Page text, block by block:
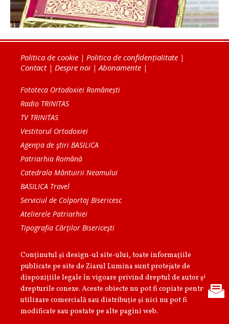
Politica de cookie | Politica de confidențialitate |
Contact| Despre noi | Abonamente |
Fototeca Ortodoxiei Românești
Radio TRINITAS
TV TRINITAS
Vestitorul Ortodoxiei
Agenţia de ştiri BASILICA
Patriarhia Română
Catedrala Mântuirii Neamului
BASILICA Travel
Serviciul de Colportaj Bisericesc
Atelierele Patriarhiei
Tipografia Cărţilor Bisericeşti
Conținutul și design-ul site-ului, toate informaţiile
publicate pe site de Ziarul Lumina sunt protejate de
dispoziţiile legale în vigoare privind dreptul de autor şi
drepturile conexe. Aceste obiecte nu pot fi copiate pentru
utilizare comercială sau distribuţie şi nici nu pot fi
modificate sau postate pe alte pagini web.